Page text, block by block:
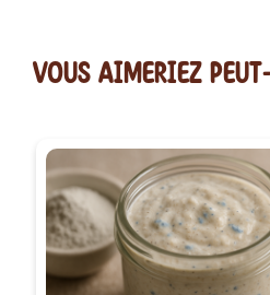
vous AIMERiEZ